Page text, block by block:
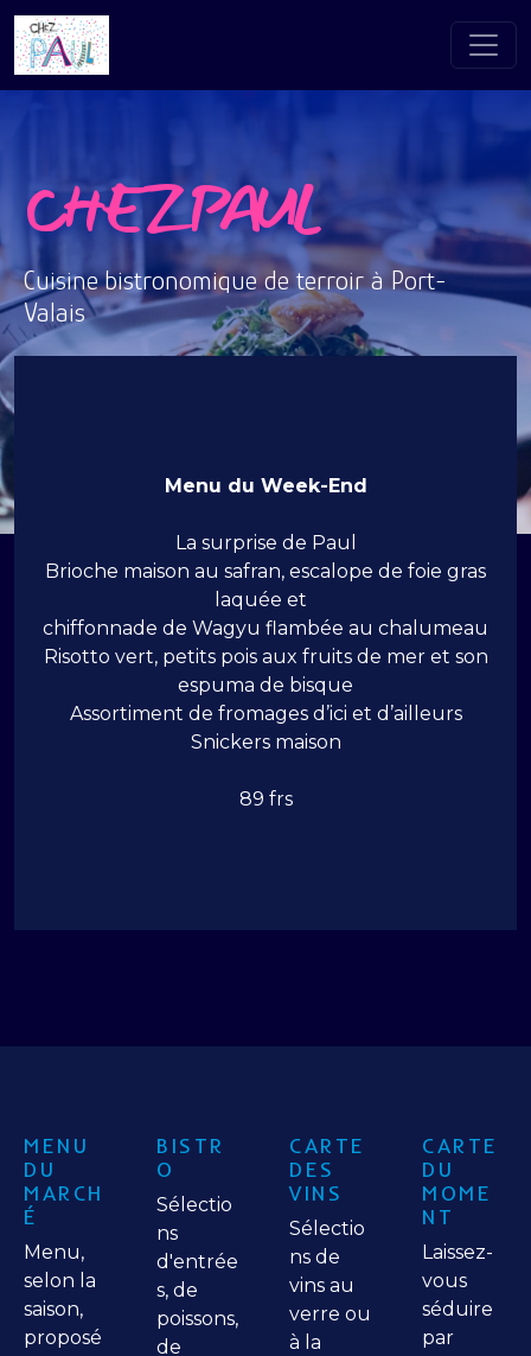
CHEZ PAUL
Cuisine bistronomique de terroir à Port-
Valais
Menu du Week-End
La surprise de Paul
Brioche maison au safran, escalope de foie gras
laquée et
chiffonnade de Wagyu flambée au chalumeau
Risotto vert, petits pois aux fruits de mer et son
espuma de bisque
Assortiment de fromages d’ici et d’ailleurs
Snickers maison
89 frs
MENU
DU
MARCH
É
Menu,
selon la
saison,
proposé
BISTR
O
Sélectio
ns
d'entrée
s, de
poissons,
de
CARTE
DES
VINS
Sélectio
ns de
vins au
verre ou
à la
CARTE
DU
MOME
NT
Laissez-
vous
séduire
par